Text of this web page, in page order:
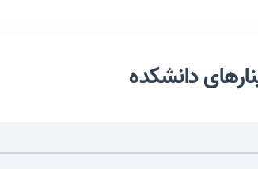
دانشکده